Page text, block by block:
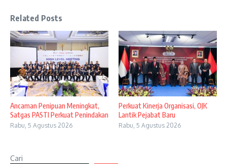
Related Posts
Ancaman Penipuan Meningkat,
Satgas PASTI Perkuat Penindakan
Rabu, 5 Agustus 2026
Perkuat Kinerja Organisasi, OJK
Lantik Pejabat Baru
Rabu, 5 Agustus 2026
Cari